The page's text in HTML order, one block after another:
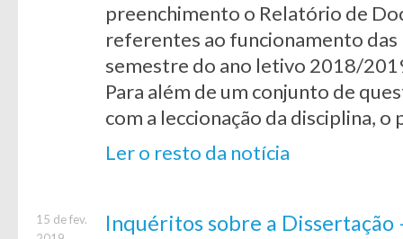
preenchimento o Relatório de
referentes ao funcionamento
semestre do ano letivo 2018/
Para além de um conjunto de
com a leccionação da disciplina,
Ler o resto da notícia
15 de fev.
Inquéritos sobre a